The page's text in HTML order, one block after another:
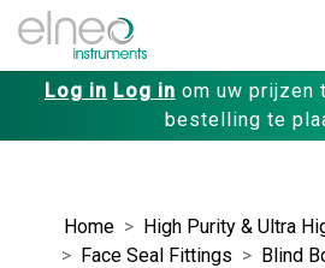
Log in Log in om uw prijzen
bestelling te
Home
High Purity & Ultra
Face Seal Fittings
Blind